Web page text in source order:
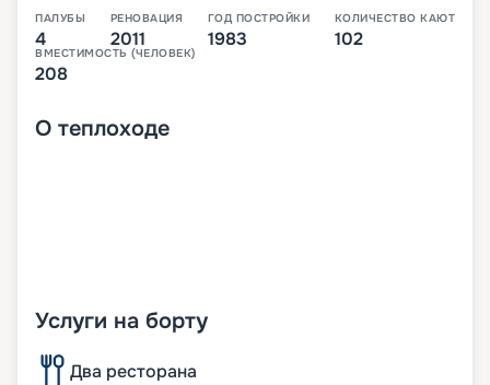
ПАЛУБЫ
4
РЕНОВАЦИЯ
2011
ГОД ПОСТРОЙКИ
1983
КОЛИЧЕСТВО КАЮТ
102
ВМЕСТИМОСТЬ (ЧЕЛОВЕК)
208
О теплоходе
Услуги на борту
Два ресторана